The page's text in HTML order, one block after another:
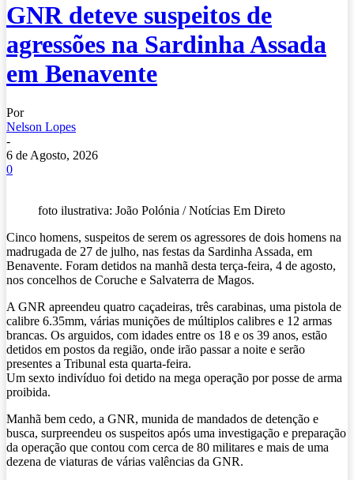
GNR deteve suspeitos de
agressões na Sardinha Assada
em Benavente
Por
Nelson Lopes
-
6 de Agosto, 2026
0
foto ilustrativa: João Polónia / Notícias Em Direto
Cinco homens, suspeitos de serem os agressores de dois homens na
madrugada de 27 de julho, nas festas da Sardinha Assada, em
Benavente. Foram detidos na manhã desta terça-feira, 4 de agosto,
nos concelhos de Coruche e Salvaterra de Magos.
A GNR apreendeu quatro caçadeiras, três carabinas, uma pistola de
calibre 6.35mm, várias munições de múltiplos calibres e 12 armas
brancas. Os arguidos, com idades entre os 18 e os 39 anos, estão
detidos em postos da região, onde irão passar a noite e serão
presentes a Tribunal esta quarta-feira.
Um sexto indivíduo foi detido na mega operação por posse de arma
proibida.
Manhã bem cedo, a GNR, munida de mandados de detenção e
busca, surpreendeu os suspeitos após uma investigação e preparação
da operação que contou com cerca de 80 militares e mais de uma
dezena de viaturas de várias valências da GNR.